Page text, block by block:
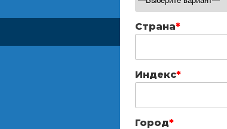
Страна*
Индекс*
Город*